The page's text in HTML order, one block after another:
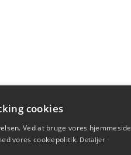
cookies
Ved at bruge vores hjemmeside
vores cookiepolitik. Detaljer